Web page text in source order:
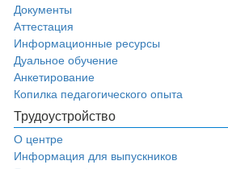
Документы
Аттестация
Информационные ресурсы
Дуальное обучение
Анкетирование
Копилка педагогического опыта
Трудоустройство
О центре
Информация для выпускников